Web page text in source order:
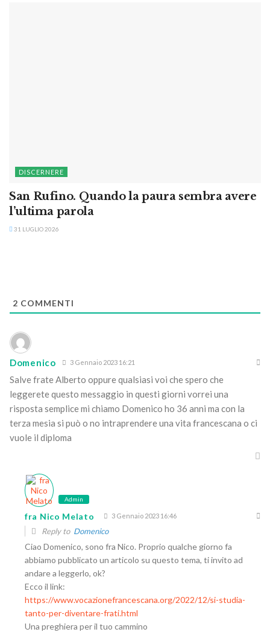
DISCERNERE
San Rufino. Quando la paura sembra avere
l’ultima parola
31 LUGLIO 2026
2 COMMENTI
Domenico 3 Gennaio 2023 16:21
Salve frate Alberto oppure qualsiasi voi che spero che
leggerete questo messaggio in questi giorni vorrei una
risposta semplice mi chiamo Domenico ho 36 anni ma con la
terza mesia si può o no intraprendere una vita francescana o ci
vuole il diploma
Admin
fra Nico Melato 3 Gennaio 2023 16:46
Reply to Domenico
Ciao Domenico, sono fra Nico. Proprio qualche giorno fa
abbiamo pubblicato un articolo su questo tema, ti invito ad
andare a leggerlo, ok?
Ecco il link:
https://www.vocazionefrancescana.org/2022/12/si-studia-
tanto-per-diventare-frati.html
Una preghiera per il tuo cammino